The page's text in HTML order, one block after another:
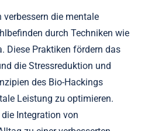
verbessern die mentale
durch Techniken wie
Diese Praktiken fördern das
die Stressreduktion und
des Bio-Hackings
Leistung zu optimieren.
Integration von